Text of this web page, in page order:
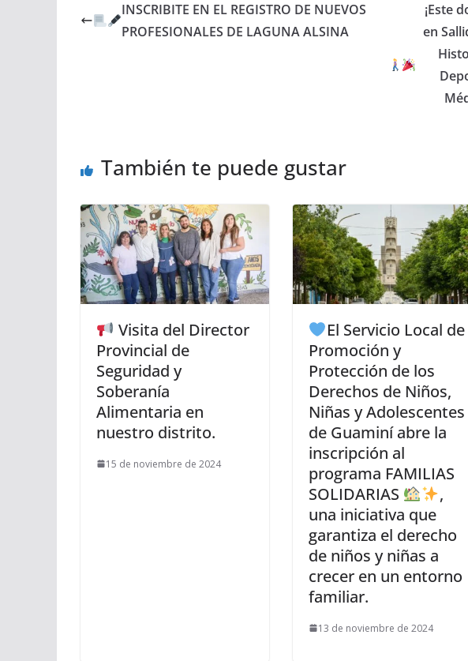
INSCRIBITE EN EL REGISTRO DE NUEVOS
PROFESIONALES DE LAGUNA ALSINA
¡Este
en
También te puede gustar
Visita del Director
Provincial de
Seguridad y
Soberanía
Alimentaria en
nuestro distrito.
15 de noviembre de 2024
El Servicio Local de
Promoción y
Protección de los
Derechos de Niños,
Niñas y Adolescentes
de Guaminí abre la
inscripción al
programa FAMILIAS
SOLIDARIAS
,
una iniciativa que
garantiza el derecho
de niños y niñas a
crecer en un entorno
familiar.
13 de noviembre de 2024